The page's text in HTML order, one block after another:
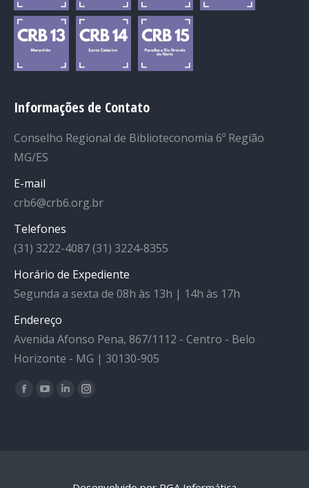
Informações de Contato
Conselho Regional de Biblioteconomia 6º Região
MG/ES
E-mail
crb6@crb6.org.br
Telefones
(31) 3222-4087 (31) 3224-8355
Horário de Expediente
Segunda a sexta de 08h às 13h | 14h às 17h
Endereço
Avenida Afonso Pena, 867/1112 - Centro - Belo
Horizonte - MG | 30130-905
Facebook
YouTube
LinkedinInstagram